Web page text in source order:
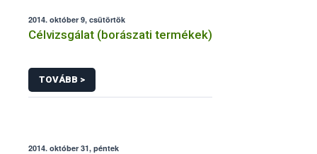
2014. október 9, csütörtök
Célvizsgálat (borászati termékek)
TOVÁBB >
2014. október 31, péntek